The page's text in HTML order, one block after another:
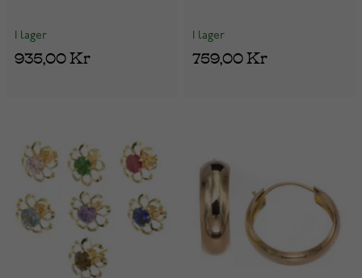
I lager
935,00 Kr
I lager
759,00 Kr